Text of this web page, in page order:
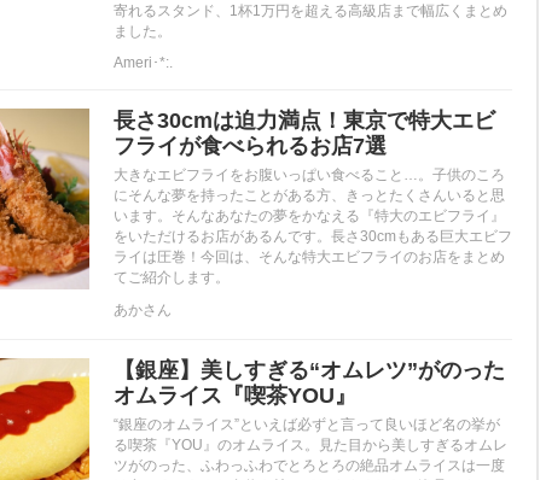
寄れるスタンド、1杯1万円を超える高級店まで幅広くまとめ
ました。
Ameri･*:.
長さ30cmは迫力満点！東京で特大エビ
フライが食べられるお店7選
大きなエビフライをお腹いっぱい食べること…。子供のころ
にそんな夢を持ったことがある方、きっとたくさんいると思
います。そんなあなたの夢をかなえる『特大のエビフライ』
をいただけるお店があるんです。長さ30cmもある巨大エビフ
ライは圧巻！今回は、そんな特大エビフライのお店をまとめ
てご紹介します。
あかさん
【銀座】美しすぎる“オムレツ”がのった
オムライス『喫茶YOU』
“銀座のオムライス”といえば必ずと言って良いほど名の挙が
る喫茶『YOU』のオムライス。見た目から美しすぎるオムレ
ツがのった、ふわっふわでとろとろの絶品オムライスは一度